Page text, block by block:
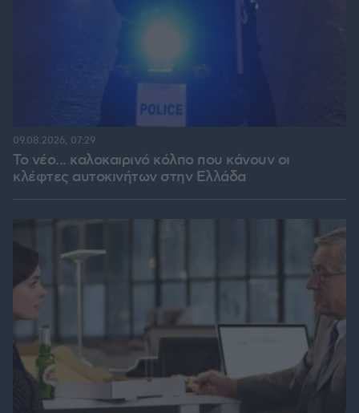
Το νέο... καλοκαιρινό κόλπο που κάνουν οι
κλέφτες αυτοκινήτων στην Ελλάδα
09.08.2026, 07:29